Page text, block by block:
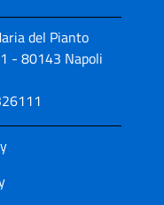
del Pianto
- 80143 Napoli